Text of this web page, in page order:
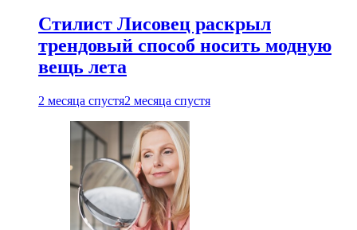
Стилист Лисовец раскрыл
трендовый способ носить модную
вещь лета
2 месяца спустя2 месяца спустя